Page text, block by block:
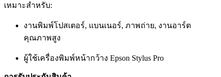
เหมาะสำหรับ:
งานพิมพ์โปสเตอร์, แบนเนอร์, ภาพถ่าย, งานอาร์ต
คุณภาพสูง
ผู้ใช้เครื่องพิมพ์หน้ากว้าง Epson Stylus Pro